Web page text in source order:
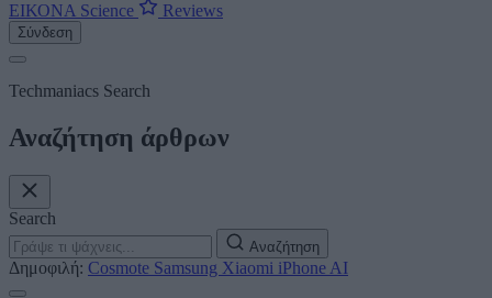
ΕΙΚΟΝΑ Science Reviews
Σύνδεση
Techmaniacs Search
Αναζήτηση άρθρων
Search
Αναζήτηση
Δημοφιλή: Cosmote Samsung Xiaomi iPhone AI